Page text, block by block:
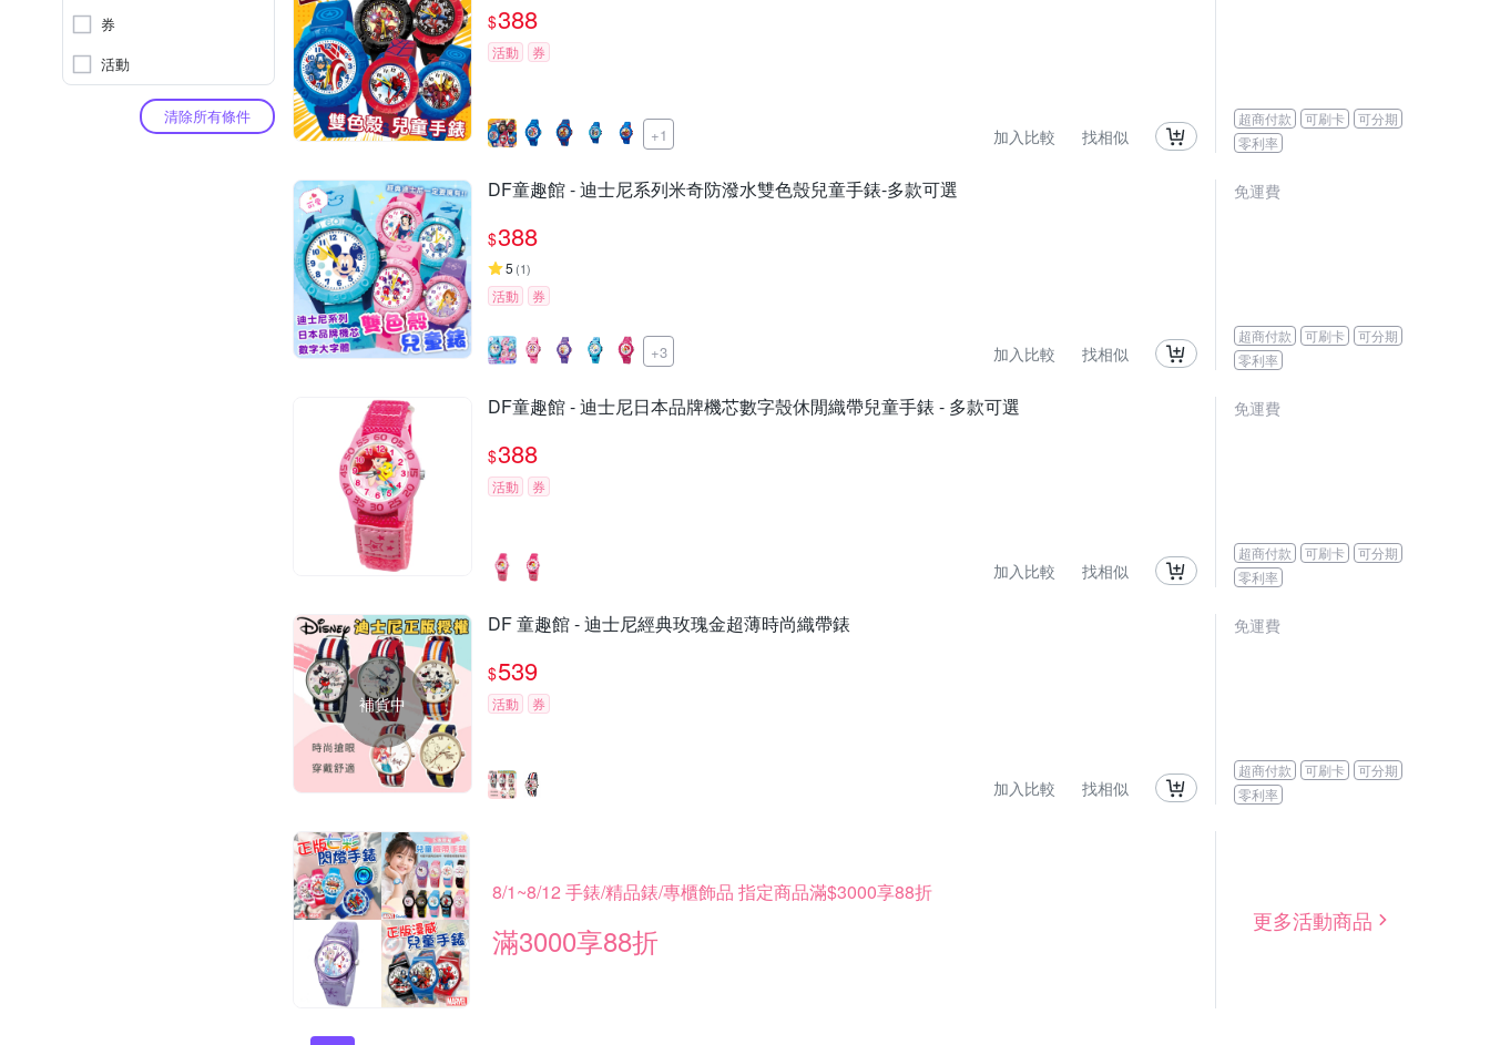
券
活動
清除所有條件
$388
活動 券
+1 加入比較 找相似
超商付款 可刷卡
可分期
零利率
DF童趣館 - 迪士尼系列米奇防潑水雙色殼兒童手錶-多款可選
$388
5 (1)
活動 券
+3 加入比較 找相似
免運費
超商付款 可刷卡
可分期
零利率
DF童趣館 - 迪士尼日本品牌機芯數字殼休閒織帶兒童手錶 - 多款可選
$388
活動 券
加入比較 找相似
免運費
超商付款 可刷卡
可分期
零利率
補貨中
DF 童趣館 - 迪士尼經典玫瑰金超薄時尚織帶錶
$539
活動 券
加入比較 找相似
免運費
超商付款 可刷卡
可分期
零利率
8/1~8/12 手錶/精品錶/專櫃飾品 指定商品滿$3000享88折
滿3000享88折
更多活動商品